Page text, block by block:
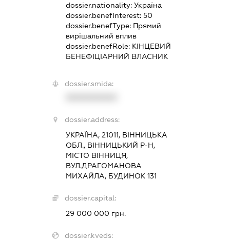
dossier.nationality: Україна
dossier.benefInterest: 50
dossier.benefType: Прямий
вирішальний вплив
dossier.benefRole: КІНЦЕВИЙ
БЕНЕФІЦІАРНИЙ ВЛАСНИК
dossier.smida:
dossier.address:
УКРАЇНА, 21011, ВІННИЦЬКА
ОБЛ., ВІННИЦЬКИЙ Р-Н,
МІСТО ВІННИЦЯ,
ВУЛ.ДРАГОМАНОВА
МИХАЙЛА, БУДИНОК 131
dossier.capital:
29 000 000 грн.
dossier.kveds: